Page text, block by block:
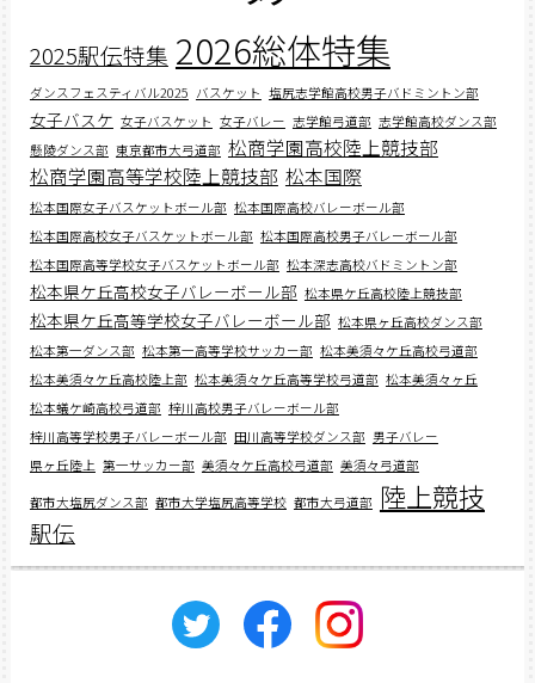
2025駅伝特集 2026総体特集
ダンスフェスティバル2025 バスケット 塩尻志学館高校男子バドミントン部
女子バスケ 女子バスケット 女子バレー 志学館弓道部 志学館高校ダンス部
懸陵ダンス部 東京都市大弓道部 松商学園高校陸上競技部
松商学園高等学校陸上競技部 松本国際
松本国際女子バスケットボール部 松本国際高校バレーボール部
松本国際高校女子バスケットボール部 松本国際高校男子バレーボール部
松本国際高等学校女子バスケットボール部 松本深志高校バドミントン部
松本県ケ丘高校女子バレーボール部 松本県ケ丘高校陸上競技部
松本県ケ丘高等学校女子バレーボール部 松本県ヶ丘高校ダンス部
松本第一ダンス部 松本第一高等学校サッカー部 松本美須々ケ丘高校弓道部
松本美須々ケ丘高校陸上部 松本美須々ケ丘高等学校弓道部 松本美須々ヶ丘
松本蟻ケ崎高校弓道部 梓川高校男子バレーボール部
梓川高等学校男子バレーボール部 田川高等学校ダンス部 男子バレー
県ヶ丘陸上 第一サッカー部 美須々ケ丘高校弓道部 美須々弓道部
都市大塩尻ダンス部 都市大学塩尻高等学校 都市大弓道部 陸上競技
駅伝